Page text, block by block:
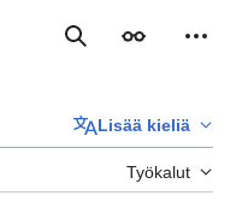
Haku Ulkoasu
Lisää kieliä
Työkalut